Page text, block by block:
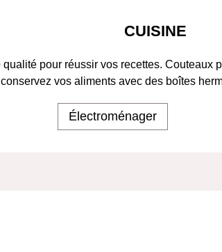
CUISINE
pour réussir vos recettes. Couteaux
vos aliments avec des boîtes
Électroménager